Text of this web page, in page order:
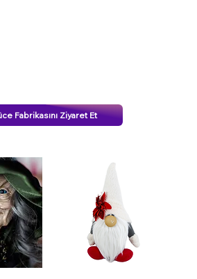
Fabrikasını Ziyaret Et